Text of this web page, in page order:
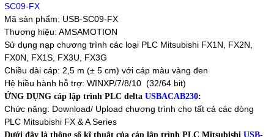
SC09-FX
Mã sản phẩm: USB-SC09-FX
Thương hiệu: AMSAMOTION
Sử dụng nạp chương trình các loại PLC Mitsubishi FX1N, FX2N,
FX0N, FX1S, FX3U, FX3G
Chiều dài cáp: 2,5 m (± 5 cm) với cáp màu vàng đen
Hệ hiều hành hỗ trợ: WINXP/7/8/10 (32/64 bit)
ỨNG DỤNG cáp lập trình PLC delta USBACAB230:
Chức năng: Download/ Upload chương trình cho tất cả các dòng
PLC Mitsubishi FX & A Series
Dưới đây là thông số kĩ thuật của cáp lập trình PLC Mitsubishi USB-